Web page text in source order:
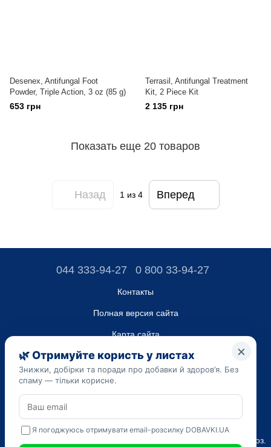
Desenex, Antifungal Foot
Powder, Triple Action, 3 oz (85 g)
653 грн
Terrasil, Antifungal Treatment
Kit, 2 Piece Kit
2 135 грн
Показать еще 20 товаров
Назад 1 из 4 Вперед
044 333-94-27 0 800 33-94-27
Контакты
Полная версия сайта
Карта сайта
ТОВ “ДО ЮА”,
Код ЄДРПОУ 45223262
Дата регистрации 14.09.2023
Приведенная на сайте dobavki.ua информация носит
исключительно ознакомительный характер. Не используйте
нашу информацию для диагностики и лечения. Только ваш
Лечащий врач может назначать препараты и составлять диагноз.